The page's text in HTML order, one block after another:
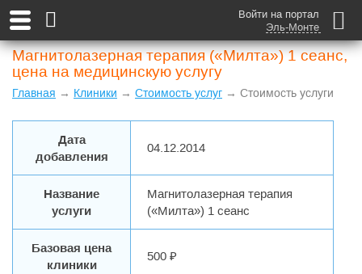
Войти на портал
Эль-Монте
Магнитолазерная терапия («Милта») 1 сеанс,
цена на медицинскую услугу
Главная → Клиники → Стоимость услуг → Стоимость услуги
Дата
добавления
04.12.2014
Название
услуги
Магнитолазерная терапия
(«Милта») 1 сеанс
Базовая цена
клиники
500 ₽